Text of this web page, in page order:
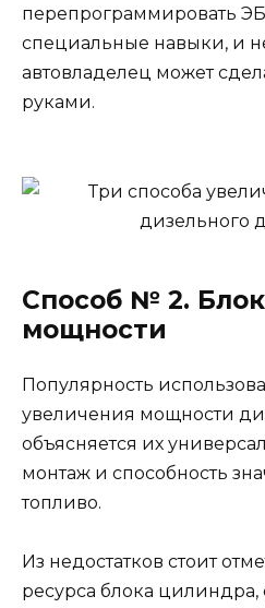
перепрограммировать
специальные навыки, и
автовладелец может
руками.
Способ № 2.
мощности
Популярность
увеличения мощности
объясняется их
монтаж и способность
топливо.
Из недостатков стоит
ресурса блока